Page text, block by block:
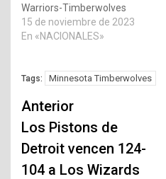
Warriors-Timberwolves
15 de noviembre de 2023
En «NACIONALES»
Tags: Minnesota Timberwolves
Navegación
de
entradas
Anterior
Los Pistons de
Detroit vencen 124-
104 a Los Wizards